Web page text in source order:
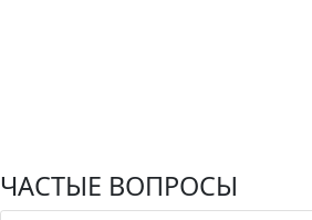
ЧАСТЫЕ ВОПРОСЫ